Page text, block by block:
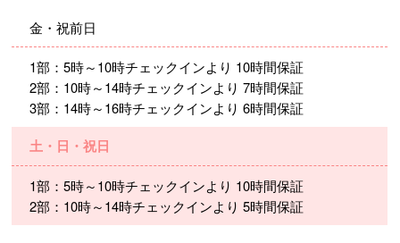
金・祝前日
1部：5時～10時チェックインより 10時間保証
2部：10時～14時チェックインより 7時間保証
3部：14時～16時チェックインより 6時間保証
土・日・祝日
1部：5時～10時チェックインより 10時間保証
2部：10時～14時チェックインより 5時間保証